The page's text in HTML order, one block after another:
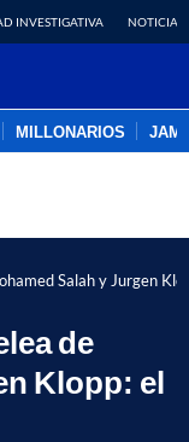
INVESTIGATIVA NOTICIAS
MILLONARIOS
Salah y Jurgen
de
Klopp: el